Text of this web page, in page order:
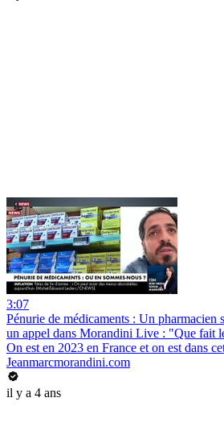
3:07
Pénurie de médicaments : Un pharmacien
un appel dans Morandini Live : "Que fait
On est en 2023 en France et on est dans
Jeanmarcmorandini.com
il y a 4 ans